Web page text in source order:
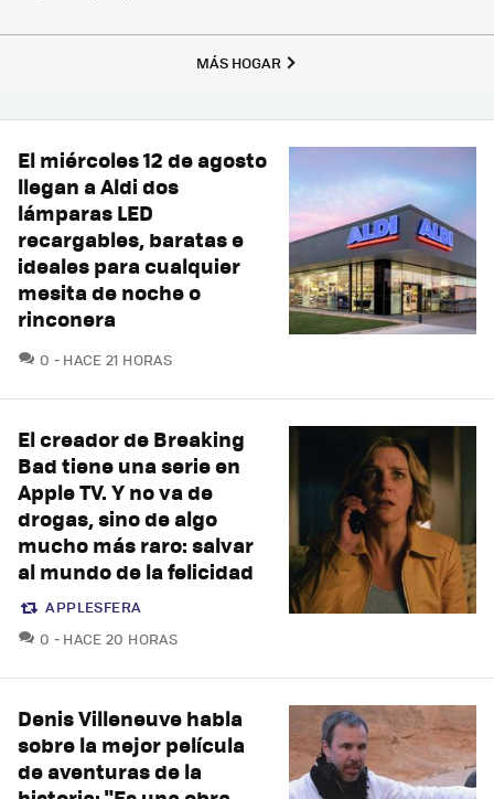
MÁS HOGAR
El miércoles 12 de agosto
llegan a Aldi dos
lámparas LED
recargables, baratas e
ideales para cualquier
mesita de noche o
rinconera
0 COMENTARIOS
HACE 21 HORAS
El creador de Breaking
Bad tiene una serie en
Apple TV. Y no va de
drogas, sino de algo
mucho más raro: salvar
al mundo de la felicidad
APPLESFERA
0 COMENTARIOS
HACE 20 HORAS
Denis Villeneuve habla
sobre la mejor película
de aventuras de la